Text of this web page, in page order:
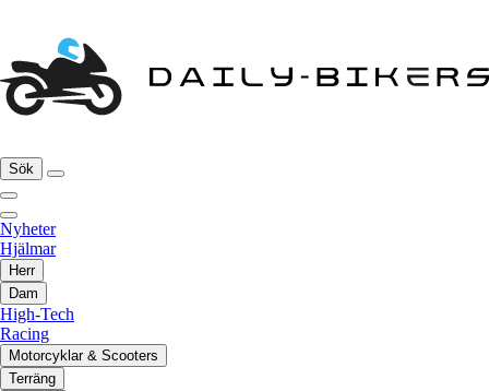
Sök
Nyheter
Hjälmar
Herr
Dam
High-Tech
Racing
Motorcyklar & Scooters
Terräng